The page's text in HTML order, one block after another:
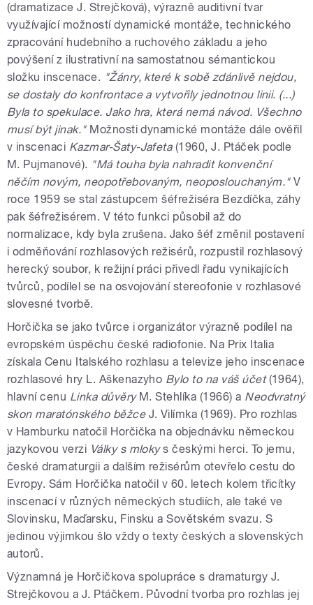
(dramatizace J. Strejčková), výrazně auditivní tvar
využívající možností dynamické montáže, technického
zpracování hudebního a ruchového základu a jeho
povýšení z ilustrativní na samostatnou sémantickou
složku inscenace. "Žánry, které k sobě zdánlivě nejdou,
se dostaly do konfrontace a vytvořily jednotnou linii. (...)
Byla to spekulace. Jako hra, která nemá návod. Všechno
musí být jinak."Možnosti dynamické montáže dále ověřil
v inscenaci Kazmar-Šaty-Jafeta(1960, J. Ptáček podle
M. Pujmanové). "Má touha byla nahradit konvenční
něčím novým, neopotřebovaným, neoposlouchaným."V
roce 1959 se stal zástupcem šéfrežiséra Bezdíčka, záhy
pak šéfrežisérem. V této funkci působil až do
normalizace, kdy byla zrušena. Jako šéf změnil postavení
i odměňování rozhlasových režisérů, rozpustil rozhlasový
herecký soubor, k režijní práci přivedl řadu vynikajících
tvůrců, podílel se na osvojování stereofonie v rozhlasové
slovesné tvorbě.
Horčička se jako tvůrce i organizátor výrazně podílel na
evropském úspěchu české radiofonie. Na Prix Italia
získala Cenu Italského rozhlasu a televize jeho inscenace
rozhlasové hry L. Aškenazyho Bylo to na váš účet(1964),
hlavní cenu Linka důvěryM. Stehlíka (1966) a Neodvratný
skon maratónského běžceJ. Vilímka (1969). Pro rozhlas
v Hamburku natočil Horčička na objednávku německou
jazykovou verzi Války s mlokys českými herci. To jemu,
české dramaturgii a dalším režisérům otevřelo cestu do
Evropy. Sám Horčička natočil v 60. letech kolem třicítky
inscenací v různých německých studiích, ale také ve
Slovinsku, Maďarsku, Finsku a Sovětském svazu. S
jedinou výjimkou šlo vždy o texty českých a slovenských
autorů.
Významná je Horčičkova spolupráce s dramaturgy J.
Strejčkovou a J. Ptáčkem. Původní tvorba pro rozhlas jej